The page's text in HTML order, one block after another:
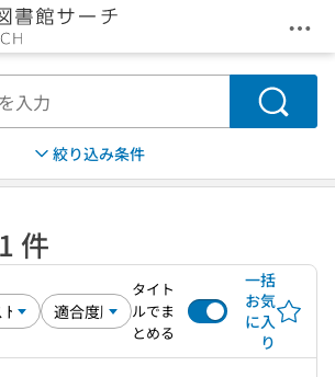
メ
検索
絞り込み条件
件
タイト
ルでま
とめる
一括
お気
に入
り